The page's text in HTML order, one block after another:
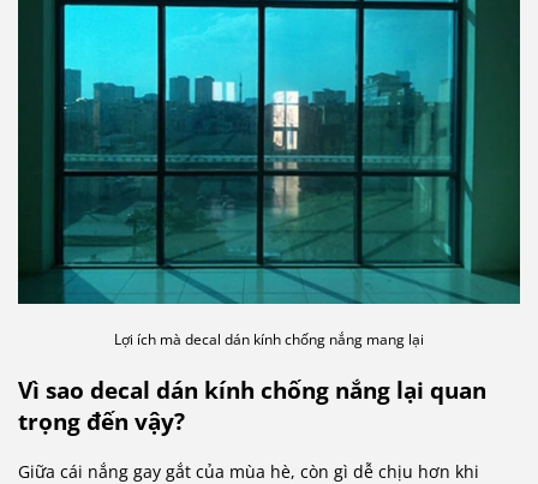
Lợi ích mà decal dán kính chống nắng mang lại
Vì sao decal dán kính chống nắng lại quan
trọng đến vậy?
Giữa cái nắng gay gắt của mùa hè, còn gì dễ chịu hơn khi